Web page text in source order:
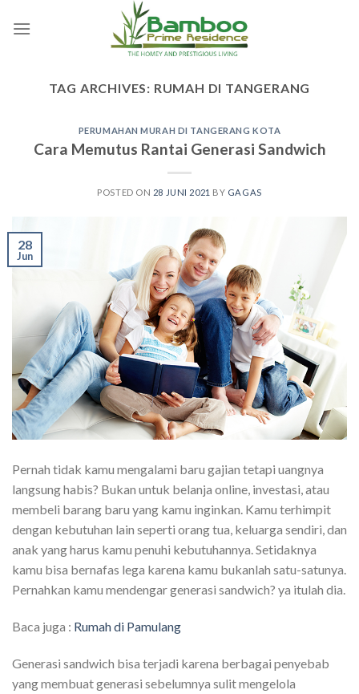
TAG ARCHIVES: RUMAH DI TANGERANG
PERUMAHAN MURAH DI TANGERANG KOTA
Cara Memutus Rantai Generasi Sandwich
POSTED ON 28 JUNI 2021 BY GAGAS
28
Jun
Pernah tidak kamu mengalami baru gajian tetapi uangnya
langsung habis? Bukan untuk belanja online, investasi, atau
membeli barang baru yang kamu inginkan. Kamu terhimpit
dengan kebutuhan lain seperti orang tua, keluarga sendiri, dan
anak yang harus kamu penuhi kebutuhannya. Setidaknya
kamu bisa bernafas lega karena kamu bukanlah satu-satunya.
Pernahkan kamu mendengar generasi sandwich? ya itulah dia.
Baca juga : Rumah di Pamulang
Generasi sandwich bisa terjadi karena berbagai penyebab
yang membuat generasi sebelumnya sulit mengelola